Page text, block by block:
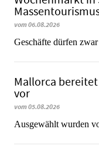
vom 06.08.2026
Geschäfte dürfen
Mallorca
vor
vom 05.08.2026
Ausgewählt wurden